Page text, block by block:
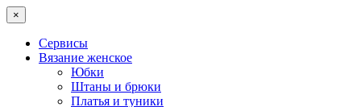
×
Сервисы
Вязание женское
Юбки
Штаны и брюки
Платья и туники